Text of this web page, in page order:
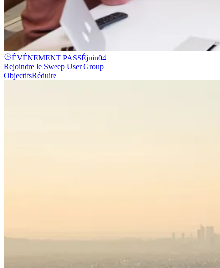
ÉVÉNEMENT PASSÉjuin04
Rejoindre le Sweep User Group
ObjectifsRéduire